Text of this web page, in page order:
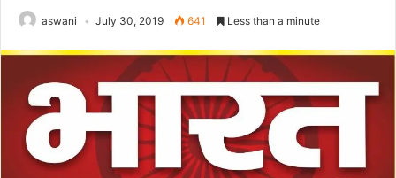
aswani July 30, 2019 641 Less than a minute